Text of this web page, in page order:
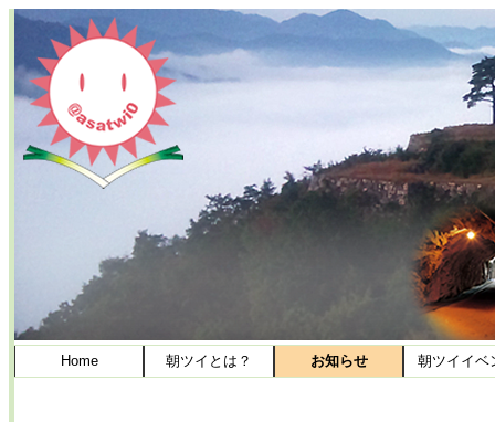
Home 朝ツイとは？ お知らせ 朝ツイイベ